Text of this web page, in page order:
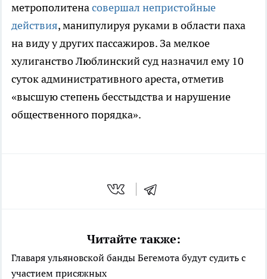
метрополитенасовершал непристойные
действия, манипулируя руками в области паха
на виду у других пассажиров. За мелкое
хулиганство Люблинский суд назначил ему 10
суток административного ареста, отметив
«высшую степень бесстыдства и нарушение
общественного порядка».
Читайте также:
Главаря ульяновской банды Бегемота будут судить с
участием присяжных